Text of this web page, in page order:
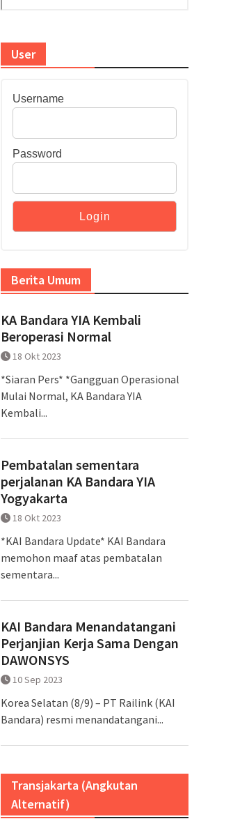
User
Username
Password
Berita Umum
KA Bandara YIA Kembali
Beroperasi Normal
18 Okt 2023
*Siaran Pers* *Gangguan Operasional
Mulai Normal, KA Bandara YIA
Kembali...
Pembatalan sementara
perjalanan KA Bandara YIA
Yogyakarta
18 Okt 2023
*KAI Bandara Update* KAI Bandara
memohon maaf atas pembatalan
sementara...
KAI Bandara Menandatangani
Perjanjian Kerja Sama Dengan
DAWONSYS
10 Sep 2023
Korea Selatan (8/9) – PT Railink (KAI
Bandara) resmi menandatangani...
Transjakarta (Angkutan
Alternatif)